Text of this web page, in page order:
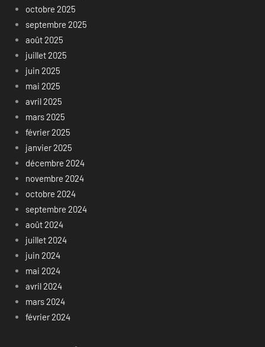
octobre 2025
septembre 2025
août 2025
juillet 2025
juin 2025
mai 2025
avril 2025
mars 2025
février 2025
janvier 2025
décembre 2024
novembre 2024
octobre 2024
septembre 2024
août 2024
juillet 2024
juin 2024
mai 2024
avril 2024
mars 2024
février 2024